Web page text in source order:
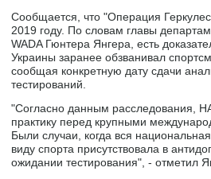
Сообщается, что "Операция
2019 году. По словам главы
WADA Гюнтера Янгера, есть
Украины заранее обзванивал
сообщая конкретную дату сдачи
тестирований.
"Согласно данным расследования,
практику перед крупными
Были случаи, когда вся
виду спорта присутствовала в
ожидании тестирования", - отметил